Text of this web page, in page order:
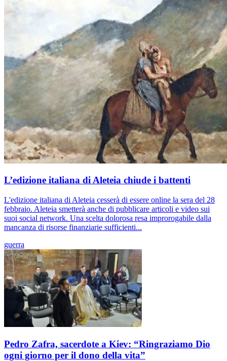
L’edizione italiana di Aleteia chiude i battenti
L'edizione italiana di Aleteia cesserà di essere online la sera del 28
febbraio. Aleteia smetterà anche di pubblicare articoli e video sui
suoi social network. Una scelta dolorosa resa improrogabile dalla
mancanza di risorse finanziarie sufficienti...
guerra
Pedro Zafra, sacerdote a Kiev: “Ringraziamo Dio
ogni giorno per il dono della vita”